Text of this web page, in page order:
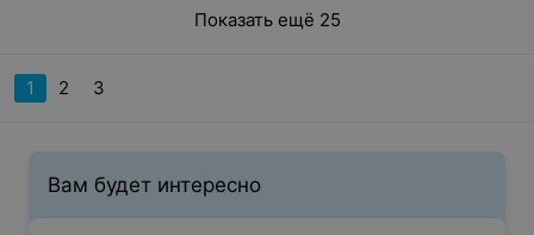
Показать ещё 25
1 2 3
Вам будет интересно